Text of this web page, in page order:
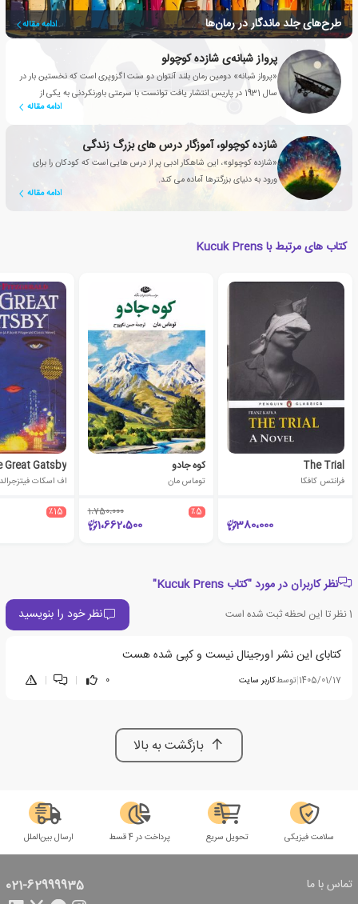
طرح‌های جلد ماندگار در رمان‌ها ادامه مقاله
پرواز شبانه‌ی شازده کوچولو
«پرواز شبانه» دومین رمان بلند آنتوان دو سنت اگزوپری است که نخستین بار در
سال 1931 در پاریس انتشار یافت توانست با سرعتی باورنکردنی به یکی از
ادامه مقاله
شازده کوچولو، آموزگار درس های بزرگ زندگی
«شازده کوچولو»، این شاهکار ادبی پر از درس هایی است که کودکان را برای
ورود به دنیای بزرگترها آماده می کند.
ادامه مقاله
کتاب های مرتبط با Kucuk Prens
The Trial
فرانتس کافکا
380،000
کوه جادو
توماس مان
٪5 1،750،000
1،662،500
Great Gatsby
اف اسکات
٪15
نظر کاربران در مورد "کتاب Kucuk Prens"
1نظر تا این لحظه ثبت شده است نظر خود را بنویسید
کتابای این نشر اورجینال نیست و کپی شده هست
1405/01/17
|توسطکاربر سایت 0
|
|
بازگشت به بالا
سلامت فیزیکی تحویل سریع پرداخت در 4 قسط ارسال بین‌الملل
تماس با ما 021-62999935